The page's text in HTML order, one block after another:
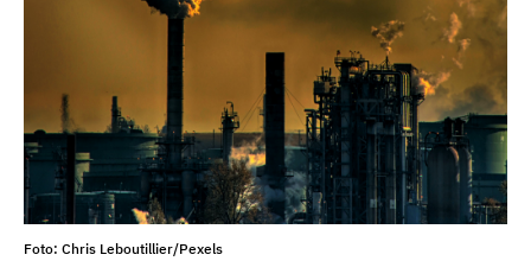
Foto: Chris Leboutillier/Pexels